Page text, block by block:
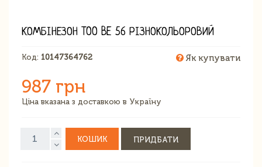
КОМБІНЕЗОН TOO BE 56 РІЗНОКОЛЬОРОВИЙ
Код: 10147364762 Як купувати
987 грн
Ціна вказана з доставкою в Україну
КОШИК ПРИДБАТИ